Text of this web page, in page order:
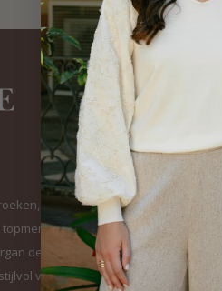
elegante
topmerken
de Toi. Van
voor elke